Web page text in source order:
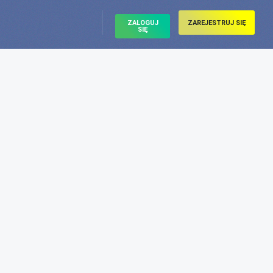
ZALOGUJ
SIĘ
ZAREJESTRUJ SIĘ